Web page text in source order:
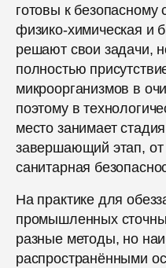
готовы к безопасному
физико-химическая и
решают свои задачи,
полностью
микроорганизмов в
поэтому в
место занимает
завершающий этап, от
санитарная
На практике для
промышленных
разные методы, но
распространёнными